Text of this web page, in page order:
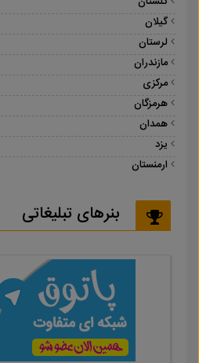
گیلان
لرستان
مازندران
مرکزی
هرمزگان
همدان
یزد
ارمنستان
بنرهای تبلیغاتی